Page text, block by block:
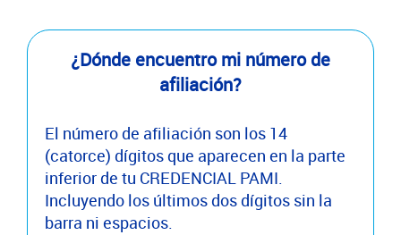
¿Dónde encuentro mi número de
afiliación?
El número de afiliación son los 14
(catorce) dígitos que aparecen en la parte
inferior de tu CREDENCIAL PAMI.
Incluyendo los últimos dos dígitos sin la
barra ni espacios.